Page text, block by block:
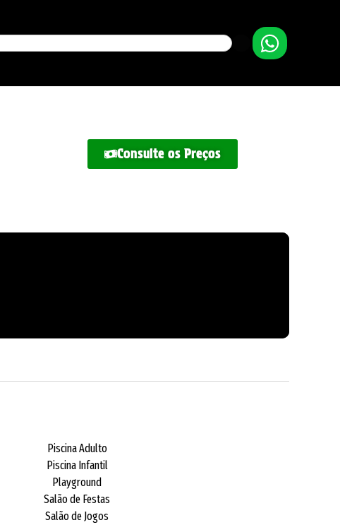
Consulte os Preços
Piscina Adulto
Piscina Infantil
Playground
Salão de Festas
Salão de Jogos